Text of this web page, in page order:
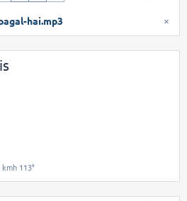
×
hai.mp3
113°